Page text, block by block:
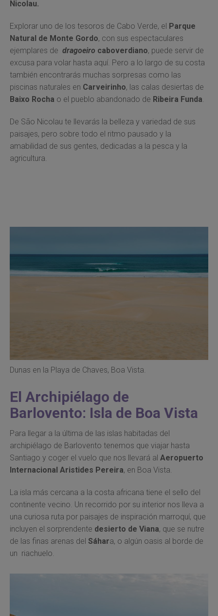
Nicolau.
Explorar uno de los tesoros de Cabo Verde, el Parque
Natural de Monte Gordo, con sus espectaculares
ejemplares de dragoeiro caboverdiano, puede servir de
excusa para volar hasta aquí. Pero a lo largo de su costa
también encontrarás muchas sorpresas como las
piscinas naturales en Carveirinho, las calas desiertas de
Baixo Rocha o el pueblo abandonado de Ribeira Funda.
De São Nicolau te llevarás la belleza y variedad de sus
paisajes, pero sobre todo el ritmo pausado y la
amabilidad de sus gentes, dedicadas a la pesca y la
agricultura.
Dunas en la Playa de Chaves, Boa Vista.
El Archipiélago de
Barlovento: Isla de Boa Vista
Para llegar a la última de las islas habitadas del
archipiélago de Barlovento tenemos que viajar hasta
Santiago y coger el vuelo que nos llevará al Aeropuerto
Internacional Aristides Pereira, en Boa Vista.
La isla más cercana a la costa africana tiene el sello del
continente vecino. Un recorrido por su interior nos lleva a
una curiosa ruta por paisajes de inspiración marroquí, que
incluyen el sorprendente desierto de Viana, que se nutre
de las finas arenas del Sáhara, o algún oasis al borde de
un riachuelo.